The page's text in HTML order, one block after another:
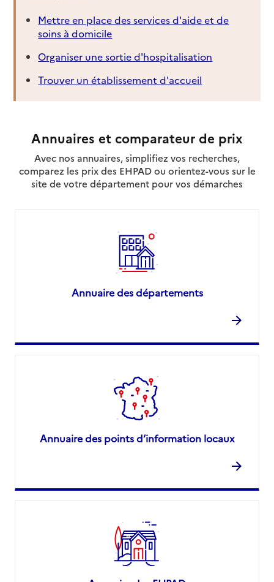
Mettre en place des services d'aide et de
soins à domicile
Organiser une sortie d'hospitalisation
Trouver un établissement d'accueil
Annuaires et comparateur de prix
Avec nos annuaires, simplifiez vos recherches,
comparez les prix des EHPAD ou orientez-vous sur le
site de votre département pour vos démarches
Annuaire des départements
Annuaire des points d’information locaux